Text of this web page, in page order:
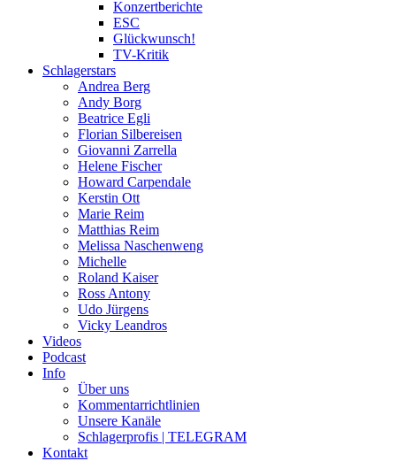
Konzertberichte
ESC
Glückwunsch!
TV-Kritik
Schlagerstars
Andrea Berg
Andy Borg
Beatrice Egli
Florian Silbereisen
Giovanni Zarrella
Helene Fischer
Howard Carpendale
Kerstin Ott
Marie Reim
Matthias Reim
Melissa Naschenweng
Michelle
Roland Kaiser
Ross Antony
Udo Jürgens
Vicky Leandros
Videos
Podcast
Info
Über uns
Kommentarrichtlinien
Unsere Kanäle
Schlagerprofis | TELEGRAM
Kontakt